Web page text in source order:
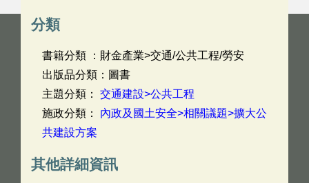
分類
書籍分類 ：財金產業>交通/公共工程/勞安
出版品分類：圖書
主題分類： 交通建設>公共工程
施政分類： 內政及國土安全>相關議題>擴大公
共建設方案
其他詳細資訊